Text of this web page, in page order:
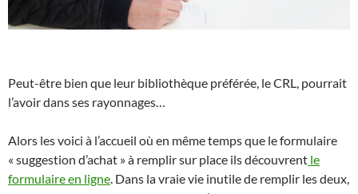
Peut-être bien que leur bibliothèque préférée, le CRL, pourrait
l’avoir dans ses rayonnages…
Alors les voici à l’accueil où en même temps que le formulaire
« suggestion d’achat » à remplir sur place ils découvrent le
formulaire en ligne. Dans la vraie vie inutile de remplir les deux,